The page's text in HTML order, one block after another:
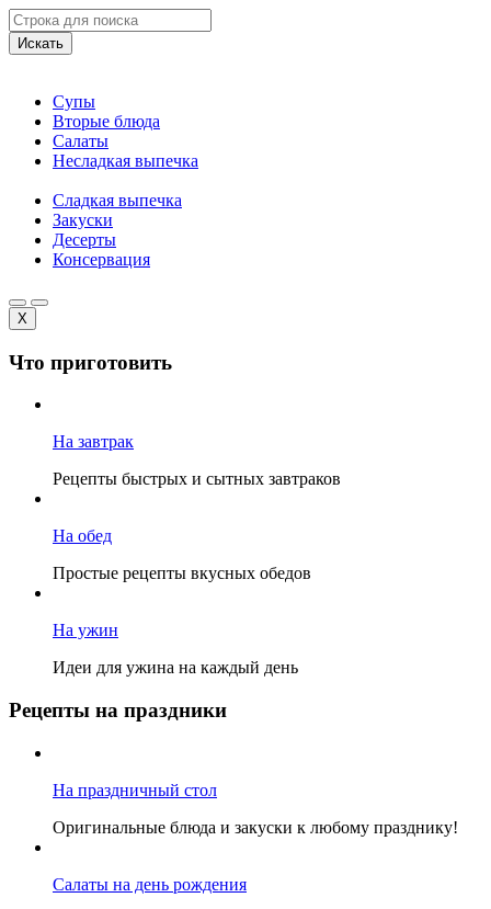
Искать
Супы
Вторые блюда
Салаты
Несладкая выпечка
Сладкая выпечка
Закуски
Десерты
Консервация
X
Что приготовить
На завтрак
Рецепты быстрых и сытных завтраков
На обед
Простые рецепты вкусных обедов
На ужин
Идеи для ужина на каждый день
Рецепты на праздники
На праздничный стол
Оригинальные блюда и закуски к любому празднику!
Салаты на день рождения